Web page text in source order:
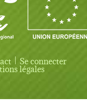
menu
Se connecter
légales